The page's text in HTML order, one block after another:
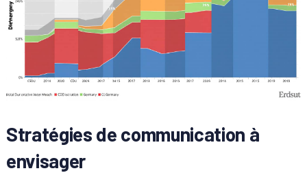
Stratégies de communication à
envisager